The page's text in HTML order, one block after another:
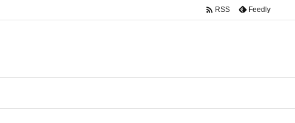
 RSS Feedly